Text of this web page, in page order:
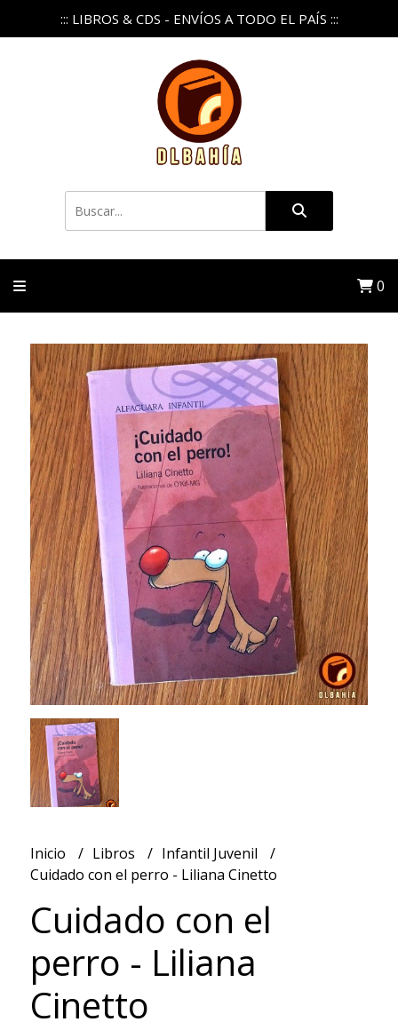
::: LIBROS & CDS - ENVÍOS A TODO EL PAÍS :::
0
Inicio Libros
Infantil Juvenil
Cuidado con el perro - Liliana Cinetto
Cuidado con el
perro - Liliana
Cinetto